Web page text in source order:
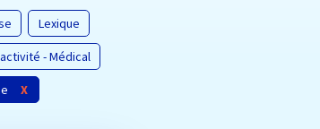
Lexique
- Médical